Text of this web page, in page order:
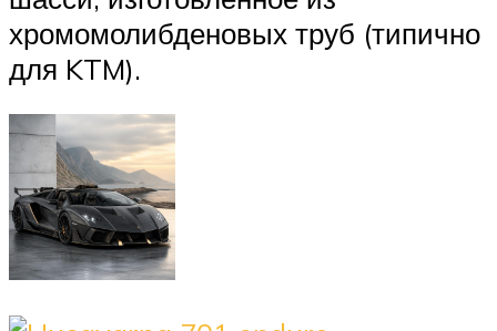
хромомолибденовых труб (типично
для KTM).